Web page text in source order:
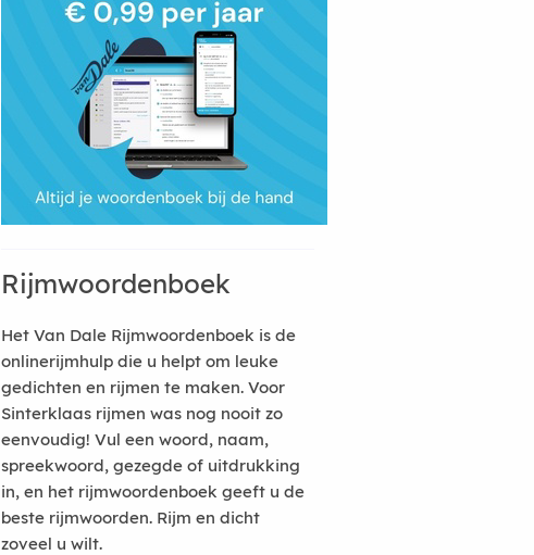
Rijmwoordenboek
Het Van Dale Rijmwoordenboek is de
onlinerijmhulp die u helpt om leuke
gedichten en rijmen te maken. Voor
Sinterklaas rijmen was nog nooit zo
eenvoudig! Vul een woord, naam,
spreekwoord, gezegde of uitdrukking
in, en het rijmwoordenboek geeft u de
beste rijmwoorden. Rijm en dicht
zoveel u wilt.